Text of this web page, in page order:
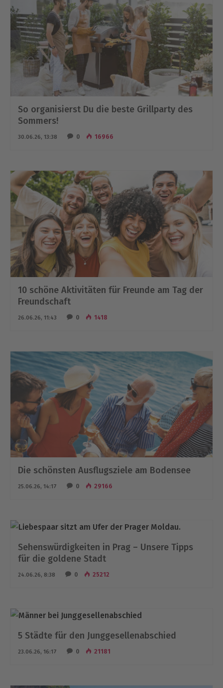
So organisierst Du die beste Grillparty des
Sommers!
30.06.26, 13:38 0 16966
10 schöne Aktivitäten für Freunde am Tag der
Freundschaft
26.06.26, 11:43 0 1418
Die schönsten Ausflugsziele am Bodensee
25.06.26, 14:17 0 29166
Sehenswürdigkeiten in Prag – Unsere Tipps
für die goldene Stadt
24.06.26, 8:38 0 25212
5 Städte für den Junggesellenabschied
23.06.26, 16:17 0 21181